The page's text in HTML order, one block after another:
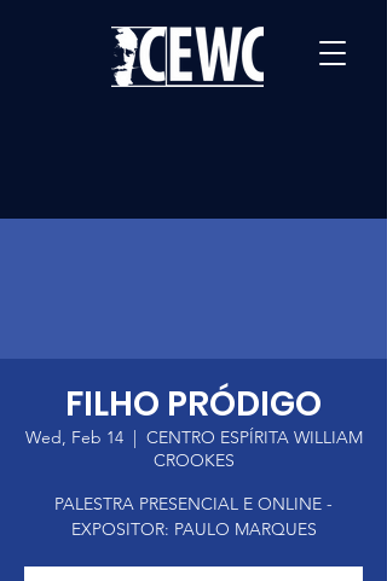
FILHO PRÓDIGO
Wed, Feb 14
  |
CENTRO ESPÍRITA WILLIAM
CROOKES
PALESTRA PRESENCIAL E ONLINE -
EXPOSITOR: PAULO MARQUES